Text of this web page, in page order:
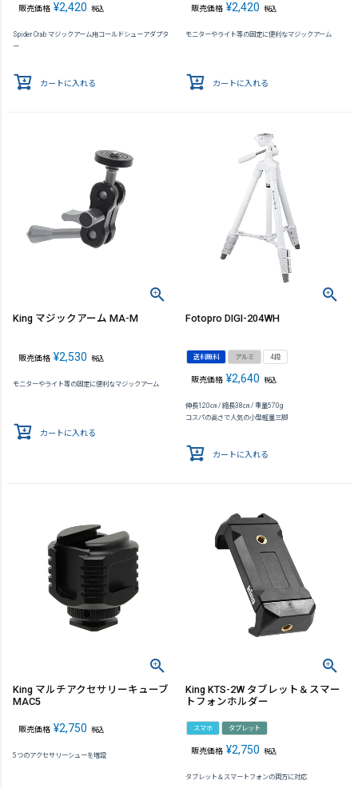
販売価格 ¥2,420 税込
Spider Crab マジックアーム用コールドシューアダプタ
ー
カートに入れる
販売価格 ¥2,420 税込
モニターやライト等の固定に便利なマジックアーム
カートに入れる
King マジックアーム MA-M
販売価格 ¥2,530 税込
モニターやライト等の固定に便利なマジックアーム
カートに入れる
Fotopro DIGI-204WH
送料無料 アルミ 4段
販売価格 ¥2,640 税込
伸長120㎝ / 縮長38㎝ / 重量570g
コスパの高さで人気の小型軽量三脚
カートに入れる
King マルチアクセサリーキューブ
MAC5
販売価格 ¥2,750 税込
5つのアクセサリーシューを増設
King KTS-2W タブレット＆スマー
トフォンホルダー
スマホ タブレット
販売価格 ¥2,750 税込
タブレット＆スマートフォンの両方に対応